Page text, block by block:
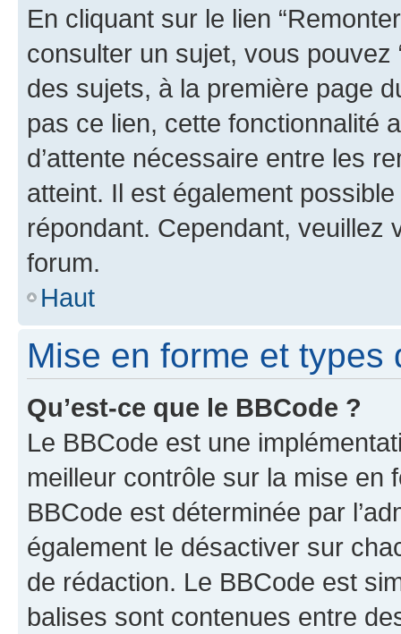
En cliquant sur le lien
consulter un sujet, vous pouvez
des sujets, à la première page
pas ce lien, cette fonctionnalité
d’attente nécessaire entre les
atteint. Il est également
répondant. Cependant,
forum.
Haut
Mise en forme et types
Qu’est-ce que le BBCode ?
Le BBCode est une
meilleur contrôle sur la mise en
BBCode est déterminée par
également le désactiver sur
de rédaction. Le BBCode est
balises sont contenues entre